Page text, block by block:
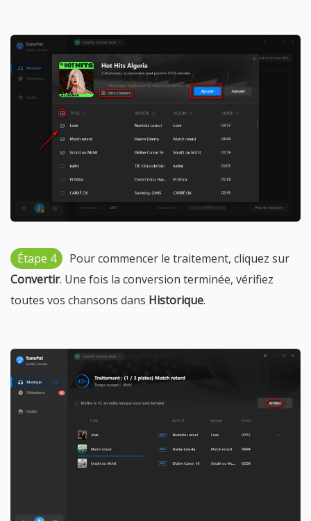
Étape 4
Pour commencer le traitement, cliquez sur
Convertir. Une fois la conversion terminée, vérifiez
toutes vos chansons dans Historique.